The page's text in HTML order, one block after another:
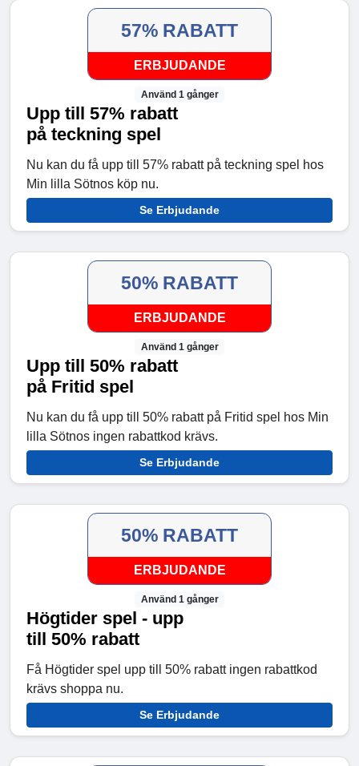
57% RABATT
ERBJUDANDE
Använd 1 gånger
Upp till 57% rabatt
på teckning spel
Nu kan du få upp till 57% rabatt på teckning spel hos
Min lilla Sötnos köp nu.
Se Erbjudande
50% RABATT
ERBJUDANDE
Använd 1 gånger
Upp till 50% rabatt
på Fritid spel
Nu kan du få upp till 50% rabatt på Fritid spel hos Min
lilla Sötnos ingen rabattkod krävs.
Se Erbjudande
50% RABATT
ERBJUDANDE
Använd 1 gånger
Högtider spel - upp
till 50% rabatt
Få Högtider spel upp till 50% rabatt ingen rabattkod
krävs shoppa nu.
Se Erbjudande